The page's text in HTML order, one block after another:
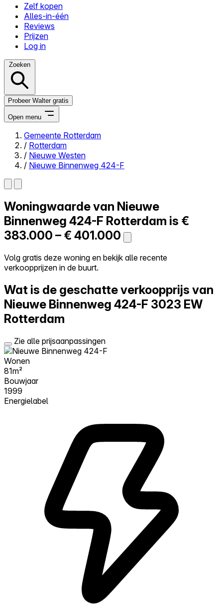
Zelf kopen
Alles-in-één
Reviews
Prijzen
Log in
Zoeken
Probeer Walter gratis
Open menu
Close menu
Zelf kopen
Alles-in-één
Reviews
Prijzen
Log in
Probeer Walter gratis
Gemeente Rotterdam
/ Rotterdam
/ Nieuwe Westen
/ Nieuwe Binnenweg 424-F
Woningwaarde van Nieuwe
Binnenweg 424-F Rotterdam is €
383.000 – € 401.000
Volg gratis deze woning en bekijk alle recente
verkoopprijzen in de buurt.
Wat is de geschatte verkoopprijs van
Nieuwe Binnenweg 424-F 3023 EW
Rotterdam
Zie alle prijsaanpassingen
Wonen
81m²
Bouwjaar
1999
Energielabel